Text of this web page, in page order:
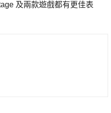
及兩款遊戲都有更佳表